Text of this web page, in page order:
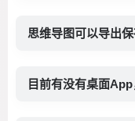
思维导图可以导出
目前有没有桌面